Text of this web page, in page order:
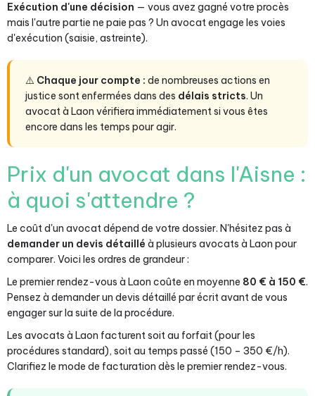
Exécution d'une décision — vous avez gagné votre procès
mais l'autre partie ne paie pas ? Un avocat engage les voies
d'exécution (saisie, astreinte).
⚠️ Chaque jour compte : de nombreuses actions en
justice sont enfermées dans des délais stricts. Un
avocat à Laon vérifiera immédiatement si vous êtes
encore dans les temps pour agir.
Prix d'un avocat dans l'Aisne :
à quoi s'attendre ?
Le coût d'un avocat dépend de votre dossier. N'hésitez pas à
demander un devis détaillé à plusieurs avocats à Laon pour
comparer. Voici les ordres de grandeur :
Le premier rendez-vous à Laon coûte en moyenne 80 € à 150 €.
Pensez à demander un devis détaillé par écrit avant de vous
engager sur la suite de la procédure.
Les avocats à Laon facturent soit au forfait (pour les
procédures standard), soit au temps passé (150 – 350 €/h).
Clarifiez le mode de facturation dès le premier rendez-vous.